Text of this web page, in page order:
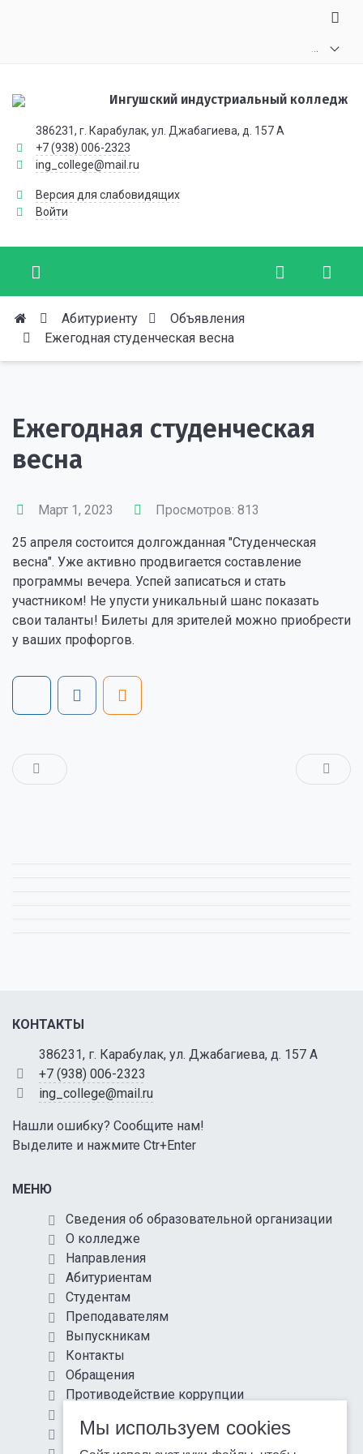
Ингушский индустриальный колледж
386231, г. Карабулак, ул. Джабагиева, д. 157 А
+7 (938) 006-2323
ing_college@mail.ru
Версия для слабовидящих
Войти
Абитуриенту
Объявления
Ежегодная студенческая весна
Ежегодная студенческая
весна
Март 1, 2023 Просмотров: 813
25 апреля состоится долгожданная "Студенческая
весна". Уже активно продвигается составление
программы вечера. Успей записаться и стать
участником! Не упусти уникальный шанс показать
свои таланты! Билеты для зрителей можно приобрести
у ваших профоргов.
КОНТАКТЫ
386231, г. Карабулак, ул. Джабагиева, д. 157 А
+7 (938) 006-2323
ing_college@mail.ru
Нашли ошибку? Сообщите нам!
Выделите и нажмите Ctr+Enter
МЕНЮ
Сведения об образовательной организации
О колледже
Направления
Абитуриентам
Студентам
Преподавателям
Выпускникам
Контакты
Обращения
Противодействие коррупции
Антитеррористическая защищенность
Мы используем cookies